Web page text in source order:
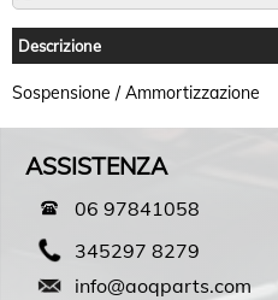
Descrizione
Sospensione / Ammortizzazione
ASSISTENZA
06 97841058
345297 8279
info@aoqparts.com